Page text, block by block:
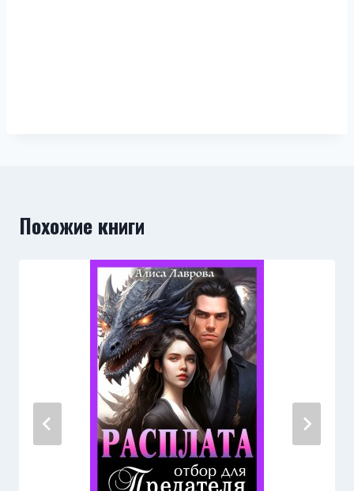
Похожие книги